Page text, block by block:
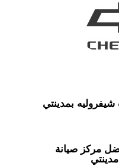
بمدينتي
مركز صيانة